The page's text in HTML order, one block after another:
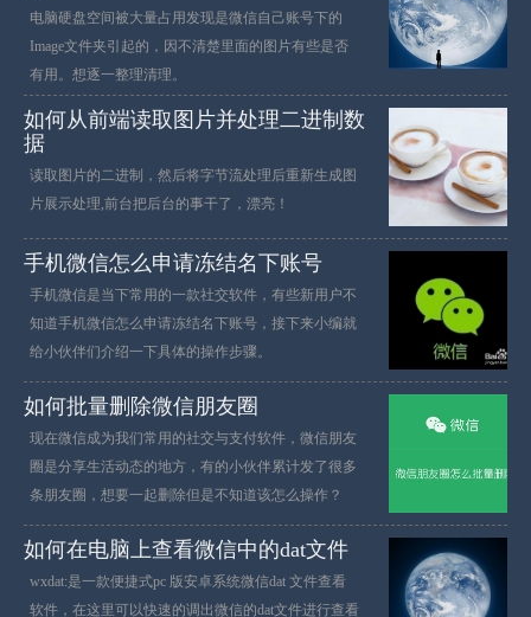
电脑硬盘空间被大量占用发现是微信自己账号下的
Image文件夹引起的，因不清楚里面的图片有些是否
有用。想逐一整理清理。
如何从前端读取图片并处理二进制数
据
读取图片的二进制，然后将字节流处理后重新生成图
片展示处理,前台把后台的事干了，漂亮！
手机微信怎么申请冻结名下账号
手机微信是当下常用的一款社交软件，有些新用户不
知道手机微信怎么申请冻结名下账号，接下来小编就
给小伙伴们介绍一下具体的操作步骤。
如何批量删除微信朋友圈
现在微信成为我们常用的社交与支付软件，微信朋友
圈是分享生活动态的地方，有的小伙伴累计发了很多
条朋友圈，想要一起删除但是不知道该怎么操作？
如何在电脑上查看微信中的dat文件
wxdat:是一款便捷式pc 版安卓系统微信dat 文件查看
软件，在这里可以快速的调出微信的dat文件进行查看